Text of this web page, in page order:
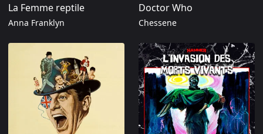
La Femme reptile
Anna Franklyn
Doctor Who
Chessene